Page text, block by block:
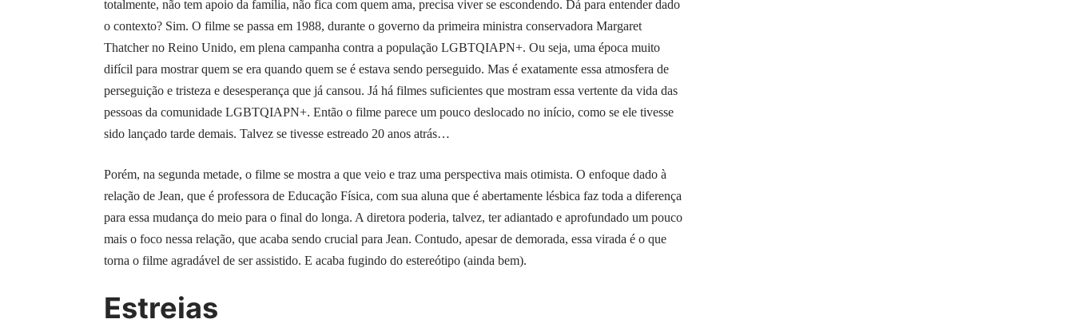
totalmente, não tem apoio da família, não fica com quem ama, precisa viver se escondendo. Dá para entender dado
o contexto? Sim. O filme se passa em 1988, durante o governo da primeira ministra conservadora Margaret
Thatcher no Reino Unido, em plena campanha contra a população LGBTQIAPN+. Ou seja, uma época muito
difícil para mostrar quem se era quando quem se é estava sendo perseguido. Mas é exatamente essa atmosfera de
perseguição e tristeza e desesperança que já cansou. Já há filmes suficientes que mostram essa vertente da vida das
pessoas da comunidade LGBTQIAPN+. Então o filme parece um pouco deslocado no início, como se ele tivesse
sido lançado tarde demais. Talvez se tivesse estreado 20 anos atrás…
Porém, na segunda metade, o filme se mostra a que veio e traz uma perspectiva mais otimista. O enfoque dado à
relação de Jean, que é professora de Educação Física, com sua aluna que é abertamente lésbica faz toda a diferença
para essa mudança do meio para o final do longa. A diretora poderia, talvez, ter adiantado e aprofundado um pouco
mais o foco nessa relação, que acaba sendo crucial para Jean. Contudo, apesar de demorada, essa virada é o que
torna o filme agradável de ser assistido. E acaba fugindo do estereótipo (ainda bem).
Estreias